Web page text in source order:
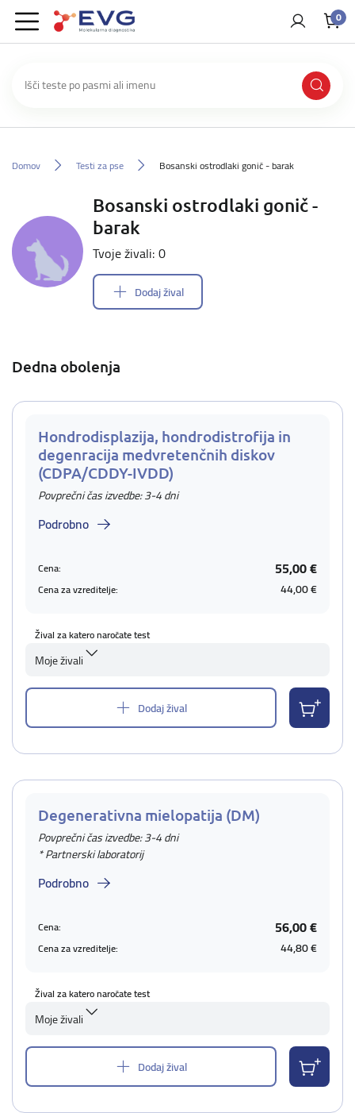
0
Domov Testi za pse Bosanski ostrodlaki gonič - barak
Bosanski ostrodlaki gonič -
barak
Tvoje živali: 0
Dodaj žival
Dedna obolenja
Hondrodisplazija, hondrodistrofija in
degenracija medvretenčnih diskov
(CDPA/CDDY-IVDD)
Povprečni čas izvedbe: 3-4 dni
Podrobno
Cena: 55,00 €
Cena za vzreditelje: 44,00 €
Žival za katero naročate test
Moje živali
Dodaj žival
Degenerativna mielopatija (DM)
Povprečni čas izvedbe: 3-4 dni
* Partnerski laboratorij
Podrobno
Cena: 56,00 €
Cena za vzreditelje: 44,80 €
Žival za katero naročate test
Moje živali
Dodaj žival